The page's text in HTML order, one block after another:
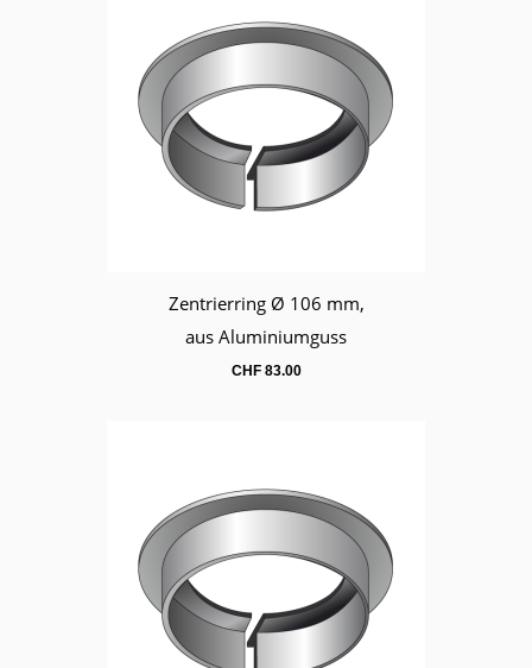
WarenkorbZentrierring Ø 106 mm,
aus Aluminiumguss
CHF83.00